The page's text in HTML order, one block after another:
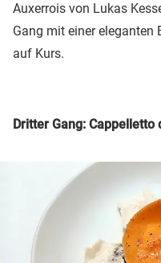
Auxerrois von Lukas
Gang mit einer eleganten
auf Kurs.
Dritter Gang: Cappelletto